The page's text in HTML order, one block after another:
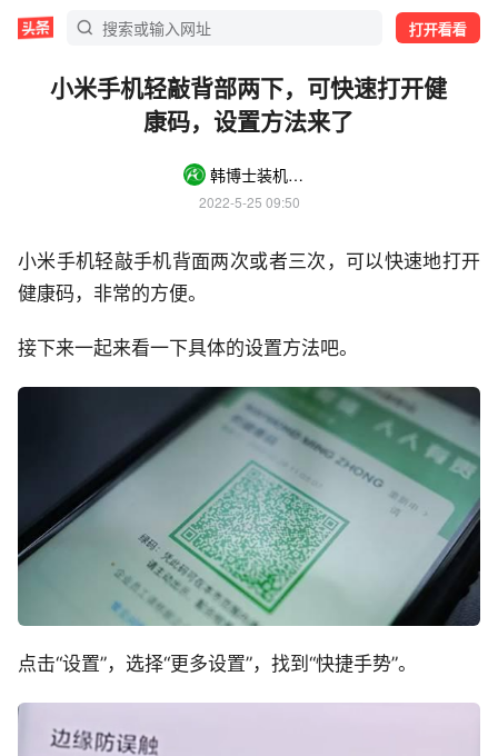
打开看看
小米手机轻敲背部两下，可快速打开健
康码，设置方法来了
韩博士装机大师官方号
2022-5-25 09:50
小米手机轻敲手机背面两次或者三次，可以快速地打开
健康码，非常的方便。
接下来一起来看一下具体的设置方法吧。
点击“设置”，选择“更多设置”，找到“快捷手势”。